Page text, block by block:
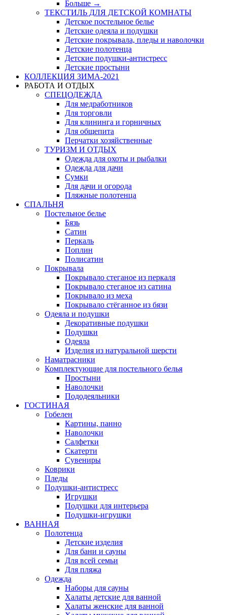
Больше →
ТЕКСТИЛЬ ДЛЯ ДЕТСКОЙ КОМНАТЫ
Детское постельное белье
Детские одеяла и подушки
Детские покрывала, пледы и наволочки
Детские полотенца
Детские подушки-антистресс
Детские простыни
КОЛЛЕКЦИЯ ЗИМА-2021
РАБОТА И ОТДЫХ
СПЕЦОДЕЖДА
Для медработников
Для торговли
Для клининга и горничных
Для общепита
Перчатки хозяйственные
ТУРИЗМ И ОТДЫХ
Одежда для охоты и рыбалки
Одежда для дачи
Сумки
Для дачи и огорода
Пляжные полотенца
СПАЛЬНЯ
Постельное белье
Бязь
Сатин
Перкаль
Поплин
Полисатин
Покрывала
Покрывало стеганое из перкаля
Покрывало стеганое из сатина
Покрывало из меха
Покрывало стёганное из бязи
Одеяла и подушки
Декоративные подушки
Подушки
Одеяла
Изделия из натуральной шерсти
Наматраcники
Комплектующие для постельного белья
Простыни
Наволочки
Пододеяльники
ГОСТИНАЯ
Гобелен
Картины, панно
Наволочки
Салфетки
Скатерти
Сувениры
Коврики
Пледы
Подушки-антистресс
Игрушки
Подушки для интерьера
Подушки-игрушки
ВАННАЯ
Полотенца
Детские изделия
Для бани и сауны
Для всей семьи
Для пляжа
Одежда
Наборы для сауны
Халаты детские для ванной
Халаты женские для ванной